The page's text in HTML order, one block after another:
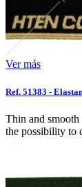
Ver más
Ref. 51383 -
Thin and
the possibility to